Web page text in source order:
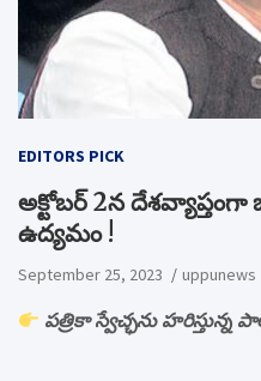
EDITORS PICK
అక్టోబర్ 2న దేశవ్యాప్తంగా
ఉద్యమం !
September 25, 2023 uppunews
పత్రికా స్వేచ్ఛను హరిస్తున్న